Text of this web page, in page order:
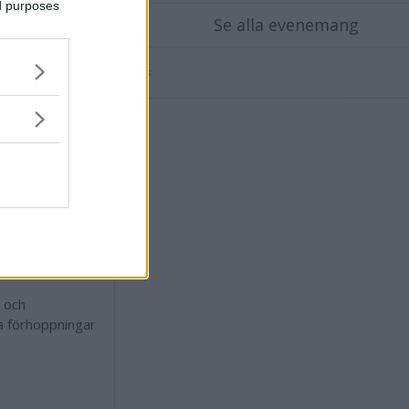
purposes
är
förhoppningar
Se alla evenemang
Annons: